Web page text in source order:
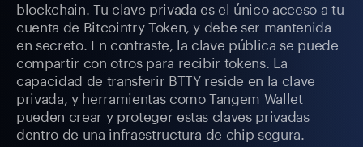
blockchain. Tu clave privada es el único acceso a tu
cuenta de Bitcointry Token, y debe ser mantenida
en secreto. En contraste, la clave pública se puede
compartir con otros para recibir tokens. La
capacidad de transferir BTTY reside en la clave
privada, y herramientas como Tangem Wallet
pueden crear y proteger estas claves privadas
dentro de una infraestructura de chip segura.